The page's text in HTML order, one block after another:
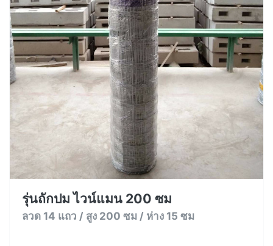
รุ่นถักปม ไวน์แมน 200 ซม
ลวด 14 แถว / สูง 200 ซม / ห่าง 15 ซม